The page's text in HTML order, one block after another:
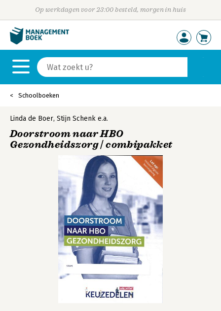
Op werkdagen voor 23:00 besteld, morgen in huis
Schoolboeken
Linda de Boer, Stijn Schenk e.a.
Doorstroom naar HBO
Gezondheidszorg | combipakket